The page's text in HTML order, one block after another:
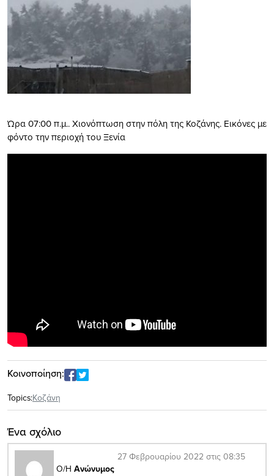
Ώρα 07:00 π.μ.. Χιονόπτωση στην πόλη της Κοζάνης. Εικόνες με
φόντο την περιοχή του Ξενία
Κοινοποίηση:
Topics:Κοζάνη
Ένα σχόλιο
Ο/Η Ανώνυμος
27 Φεβρουαρίου 2022 στις 08:35